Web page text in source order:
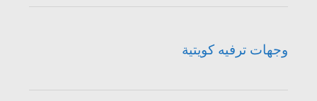
وجهات ترفيه كويتية